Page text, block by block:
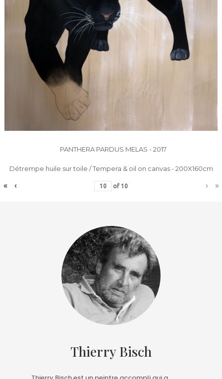
PANTHERA PARDUS MELAS - 2017
Détrempe huile sur toile / Tempera & oil on canvas - 200X160cm
« ‹ of 10 › »
Thierry Bisch